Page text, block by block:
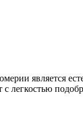
является
легкостью